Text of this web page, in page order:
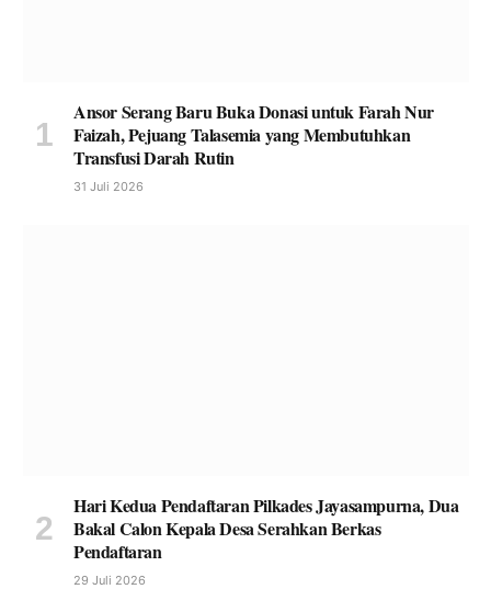
Ansor Serang Baru Buka Donasi untuk Farah Nur
Faizah, Pejuang Talasemia yang Membutuhkan
Transfusi Darah Rutin
31 Juli 2026
Hari Kedua Pendaftaran Pilkades Jayasampurna, Dua
Bakal Calon Kepala Desa Serahkan Berkas
Pendaftaran
29 Juli 2026